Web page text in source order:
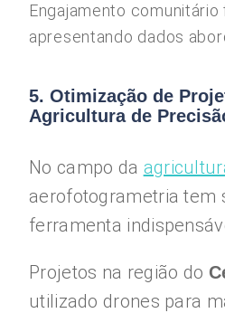
Engajamento comunitário
apresentando dados
5. Otimização de
Agricultura de
No campo da
aerofotogrametria tem
ferramenta
Projetos na região do
utilizado drones para